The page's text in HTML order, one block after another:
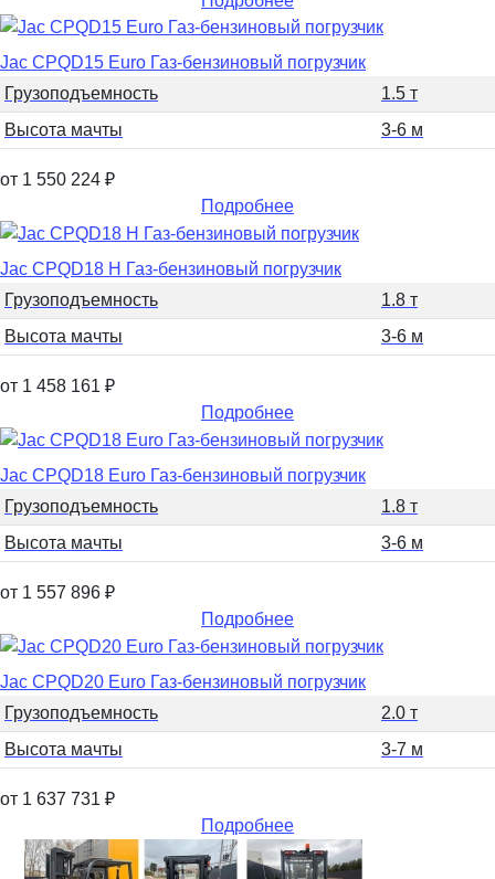
Jac CPQD15 Euro Газ-бензиновый погрузчик
Грузоподъемность
1.5 т
Высота мачты
3-6 м
от 1 550 224 ₽
Подробнее
Jac CPQD18 H Газ-бензиновый погрузчик
Грузоподъемность
1.8 т
Высота мачты
3-6 м
от 1 458 161 ₽
Подробнее
Jac CPQD18 Euro Газ-бензиновый погрузчик
Грузоподъемность
1.8 т
Высота мачты
3-6 м
от 1 557 896 ₽
Подробнее
Jac CPQD20 Euro Газ-бензиновый погрузчик
Грузоподъемность
2.0 т
Высота мачты
3-7 м
от 1 637 731 ₽
Подробнее